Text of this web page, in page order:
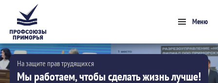
Меню
На защите прав трудящихся
Мы работаем, чтобы сделать жизнь лучше!